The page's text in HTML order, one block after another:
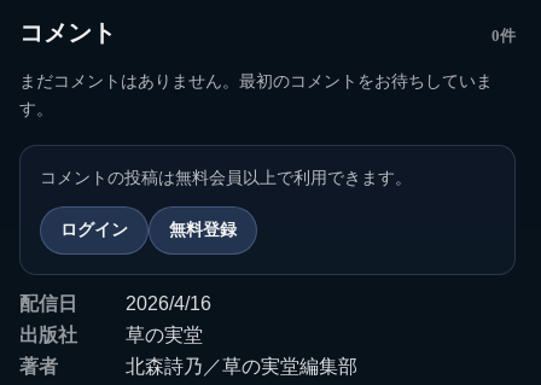
コメント 0件
まだコメントはありません。最初のコメントをお待ちしていま
す。
コメントの投稿は無料会員以上で利用できます。
ログイン 無料登録
配信日
2026/4/16
出版社
草の実堂
著者
北森詩乃／草の実堂編集部